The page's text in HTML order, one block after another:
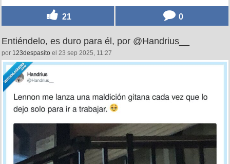
21 0
Entiéndelo, es duro para él, por @Handrius__
por 123despasito el 23 sep 2025, 11:27